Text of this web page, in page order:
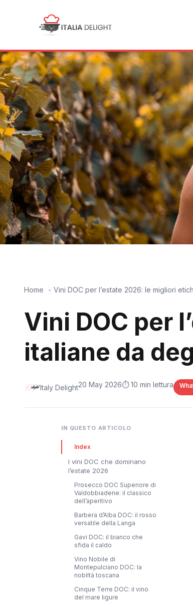
Home Vini DOC per l’estate 2026: le migliori
Vini DOC per
italiane da
Italy Delight20 May 2026⏱️ 10 min lettura
IN QUESTO ARTICOLO
Index
I vini DOC che dominano
l’estate 2026
Prosecco DOC Superiore di
Valdobbiadene: il classico
dell’aperitivo
Barbera d’Alba DOC: il rosso
versatile della Langa
Gavi DOC: il bianco che
sfida il caldo
Vino Nobile di
Montepulciano DOC: la
nobiltà toscana
Cinque Terre DOC: il vino
del mare ligure